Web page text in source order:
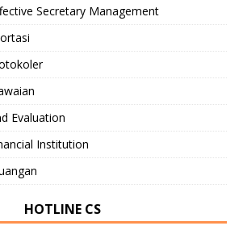
Secretary Management
Evaluation
Institution
HOTLINE CS